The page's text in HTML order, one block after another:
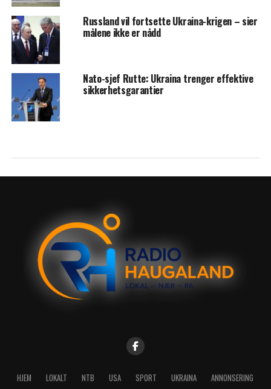
Russland vil fortsette Ukraina-krigen – sier
målene ikke er nådd
Nato-sjef Rutte: Ukraina trenger effektive
sikkerhetsgarantier
HJEM LOKALT NTB USA SPORT UKRAINA
ANNONSERING